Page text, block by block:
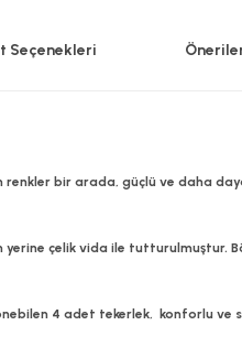
Seçenekleri
bir arada, güçlü ve daha
çelik vida ile tutturulmuştur.
4 adet tekerlek, konforlu